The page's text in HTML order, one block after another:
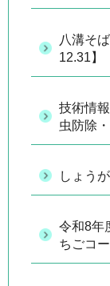
八溝そ
12.31】
技術情
虫防除
しょう
令和8年
ちごコ